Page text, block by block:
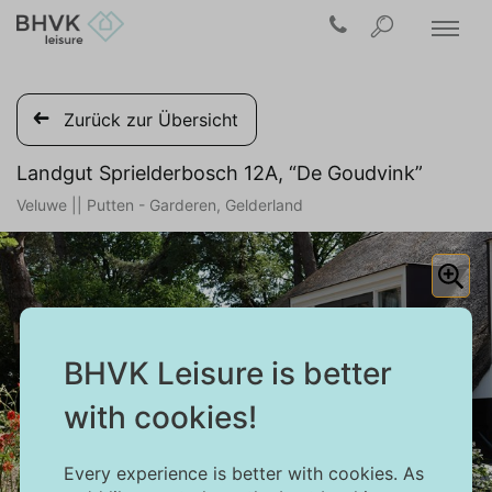
BHVK Leisure is better
with cookies!
Every experience is better with cookies. As
Zurück zur Übersicht
Landgut Sprielderbosch 12A, “De Goudvink”
Veluwe || Putten - Garderen, Gelderland